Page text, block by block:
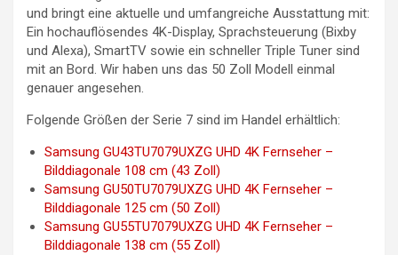
und bringt eine aktuelle und umfangreiche Ausstattung mit:
Ein hochauflösendes 4K-Display, Sprachsteuerung (Bixby
und Alexa), SmartTV sowie ein schneller Triple Tuner sind
mit an Bord. Wir haben uns das 50 Zoll Modell einmal
genauer angesehen.
Folgende Größen der Serie 7 sind im Handel erhältlich:
Samsung GU43TU7079UXZG UHD 4K Fernseher –
Bilddiagonale 108 cm (43 Zoll)
Samsung GU50TU7079UXZG UHD 4K Fernseher –
Bilddiagonale 125 cm (50 Zoll)
Samsung GU55TU7079UXZG UHD 4K Fernseher –
Bilddiagonale 138 cm (55 Zoll)